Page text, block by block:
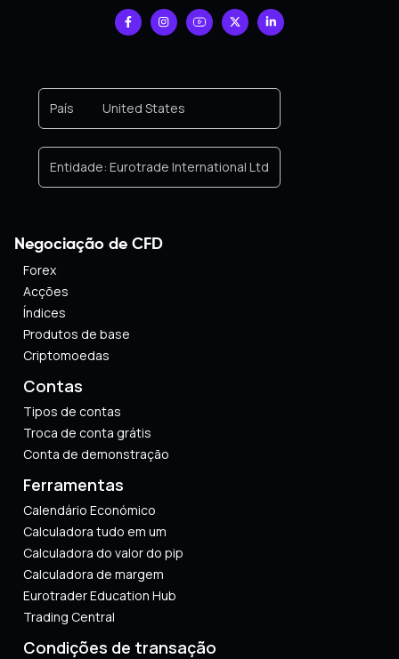
País United States
Entidade: Eurotrade International Ltd
Negociação de CFD
Forex
Acções
Índices
Produtos de base
Criptomoedas
Contas
Tipos de contas
Troca de conta grátis
Conta de demonstração
Ferramentas
Calendário Económico
Calculadora tudo em um
Calculadora do valor do pip
Calculadora de margem
Eurotrader Education Hub
Trading Central
Condições de transação